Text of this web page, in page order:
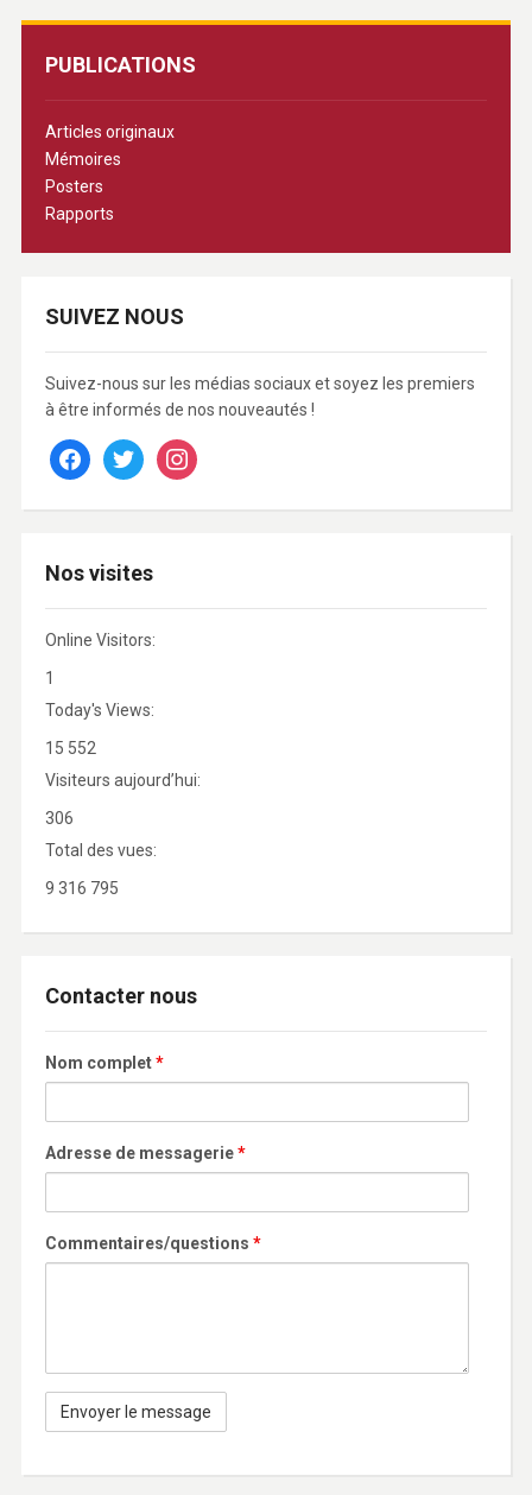
PUBLICATIONS
Articles originaux
Mémoires
Posters
Rapports
SUIVEZ NOUS
Suivez-nous sur les médias sociaux et soyez les premiers
à être informés de nos nouveautés !
facebooktwitter instagram
Nos visites
Online Visitors:
1
Today's Views:
15 552
Visiteurs aujourd’hui:
306
Total des vues:
9 316 795
Contacter nous
Nom complet*
Adresse de messagerie*
Commentaires/questions *